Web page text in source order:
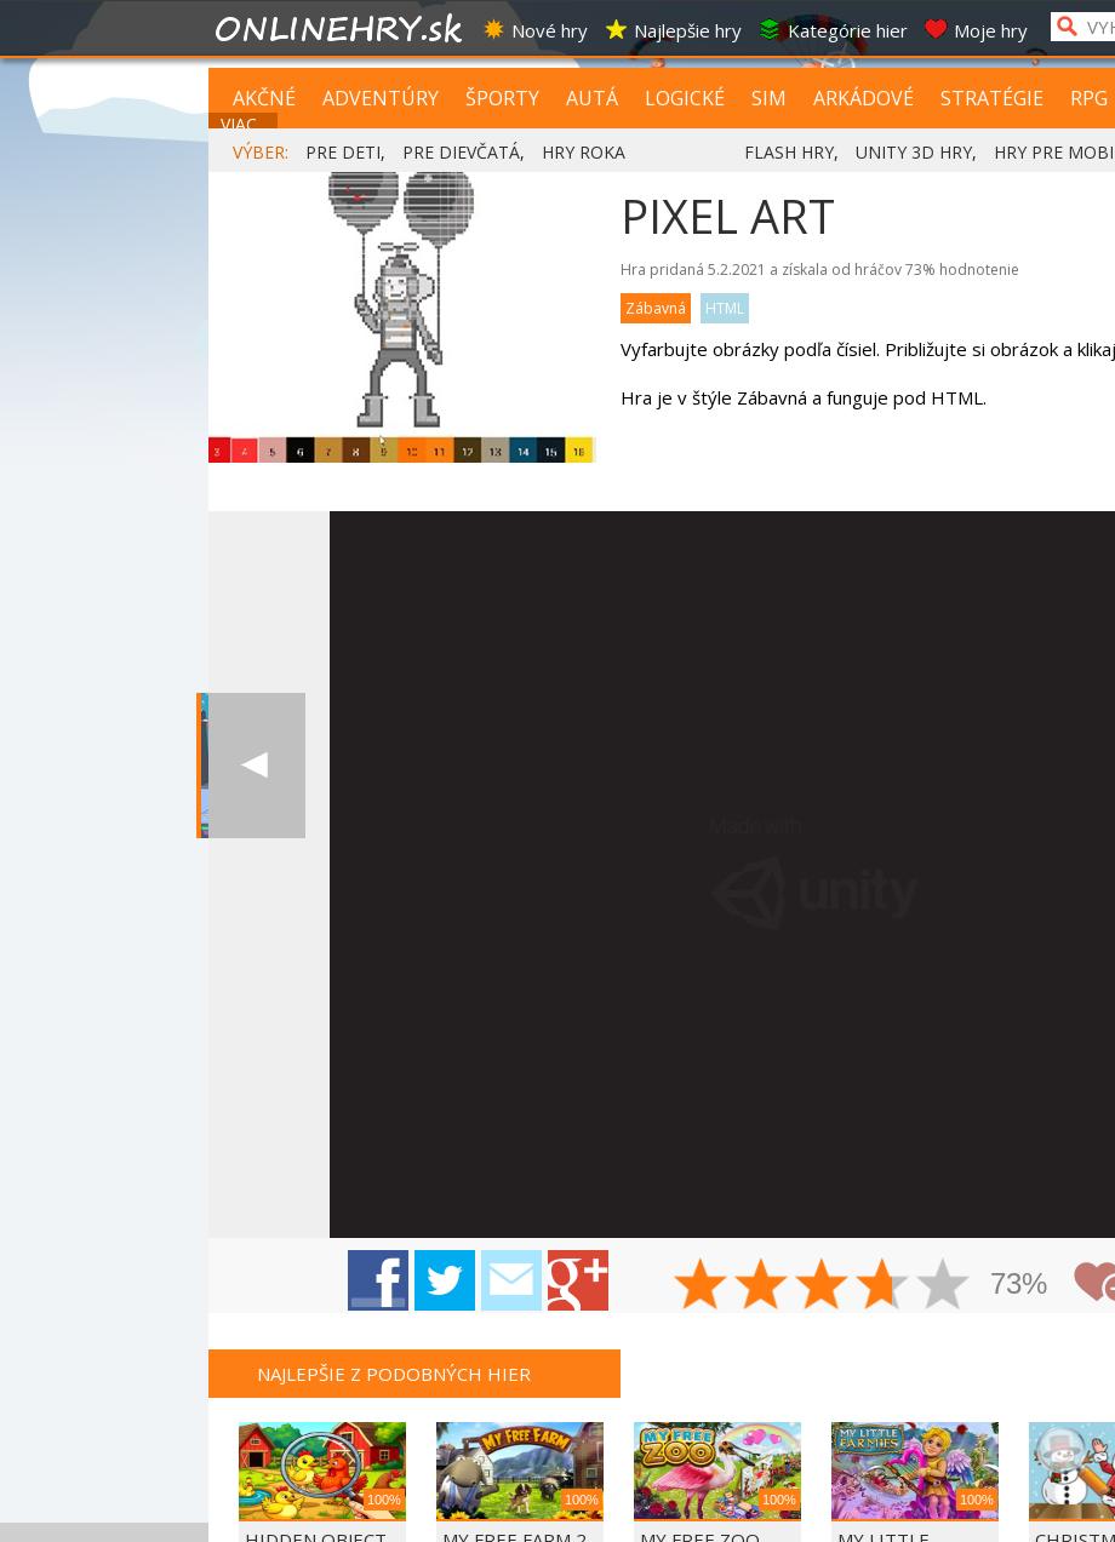
Nové hry Najlepšie hry Kategórie hier Moje hry
AKČNÉ ADVENTÚRY ŠPORTY AUTÁ LOGICKÉ SIM ARKÁDOVÉ STRATÉGIE RPG
VIAC...
VÝBER:
PRE DETI, PRE DIEVČATÁ, HRY ROKA FLASH HRY, UNITY 3D HRY, HRY PRE
PIXEL ART
Hra pridaná 5.2.2021 a získala od hráčov73% hodnotenie
Zábavná
HTML
Vyfarbujte obrázky podľa čísiel. Približujte si obrázok a
Hra je v štýle Zábavná a funguje pod HTML.
73%
NAJLEPŠIE Z PODOBNÝCH HIER
100% 100% 100% 100%